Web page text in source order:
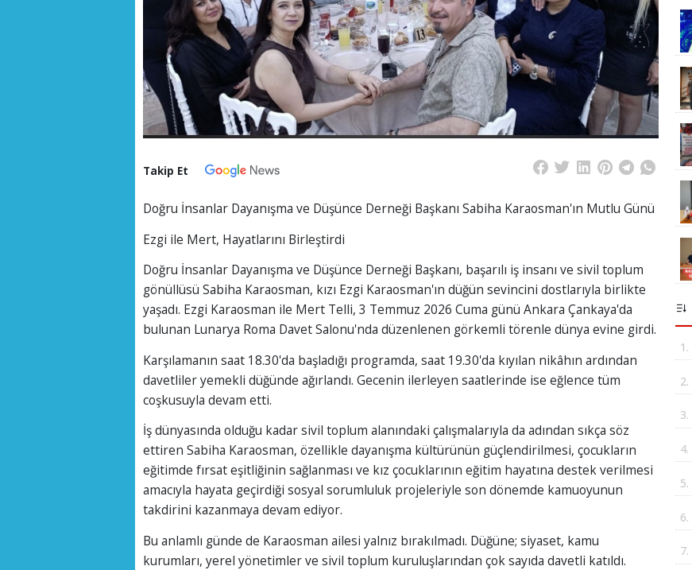
Takip Et
Doğru İnsanlar Dayanışma ve Düşünce Derneği Başkanı Sabiha Karaosman'ın Mutlu Günü
Ezgi ile Mert, Hayatlarını Birleştirdi
Doğru İnsanlar Dayanışma ve Düşünce Derneği Başkanı, başarılı iş insanı ve sivil toplum
gönüllüsü Sabiha Karaosman, kızı Ezgi Karaosman'ın düğün sevincini dostlarıyla birlikte
yaşadı. Ezgi Karaosman ile Mert Telli, 3 Temmuz 2026 Cuma günü Ankara Çankaya'da
bulunan Lunarya Roma Davet Salonu'nda düzenlenen görkemli törenle dünya evine girdi.
Karşılamanın saat 18.30'da başladığı programda, saat 19.30'da kıyılan nikâhın ardından
davetliler yemekli düğünde ağırlandı. Gecenin ilerleyen saatlerinde ise eğlence tüm
coşkusuyla devam etti.
İş dünyasında olduğu kadar sivil toplum alanındaki çalışmalarıyla da adından sıkça söz
ettiren Sabiha Karaosman, özellikle dayanışma kültürünün güçlendirilmesi, çocukların
eğitimde fırsat eşitliğinin sağlanması ve kız çocuklarının eğitim hayatına destek verilmesi
amacıyla hayata geçirdiği sosyal sorumluluk projeleriyle son dönemde kamuoyunun
takdirini kazanmaya devam ediyor.
Bu anlamlı günde de Karaosman ailesi yalnız bırakılmadı. Düğüne; siyaset, kamu
kurumları, yerel yönetimler ve sivil toplum kuruluşlarından çok sayıda davetli katıldı.
1.
2.
3.
4.
5.
6.
7.